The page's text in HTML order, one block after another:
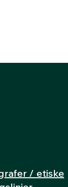
/ etiske